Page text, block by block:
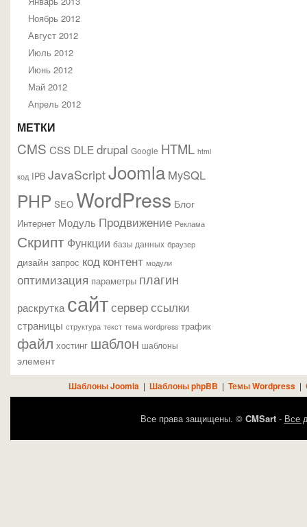
Ноябрь 2012
Август 2012
Июль 2012
Июнь 2012
Май 2012
Апрель 2012
МЕТКИ
CMS CSS DLEdrupal Google HTML html
код IPB JavaScriptJoomla MySQL
PHP SEO WordPress Блог
Интернет Модуль Продвижение Реклама
Скрипт Функции базы данных браузер
дизайн запрос код контент модули
оптимизация параметры плагин
раскрутка сайтсерверссылки
страницы структура текст тема wordpress трафик
файл хостинг шаблон шаблоны
элемент
Шаблоны Joomla | Шаблоны phpBB | Темы Wordpress|
Все права защищены. © CMSart- Все